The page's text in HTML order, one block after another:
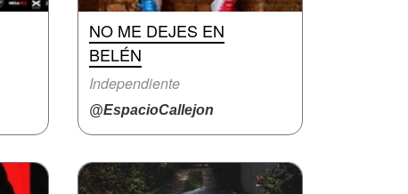
NO ME DEJES EN
BELÉN
Independiente
@EspacioCallejon